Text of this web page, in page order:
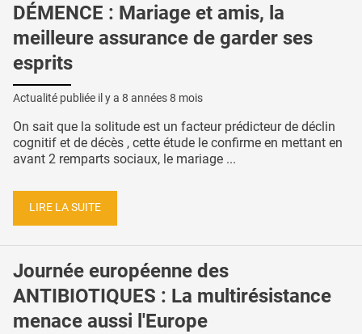
DÉMENCE : Mariage et amis, la
meilleure assurance de garder ses
esprits
Actualité publiée il y a 8 années 8 mois
On sait que la solitude est un facteur prédicteur de déclin
cognitif et de décès , cette étude le confirme en mettant en
avant 2 remparts sociaux, le mariage ...
LIRE LA SUITE
Journée européenne des
ANTIBIOTIQUES : La multirésistance
menace aussi l'Europe